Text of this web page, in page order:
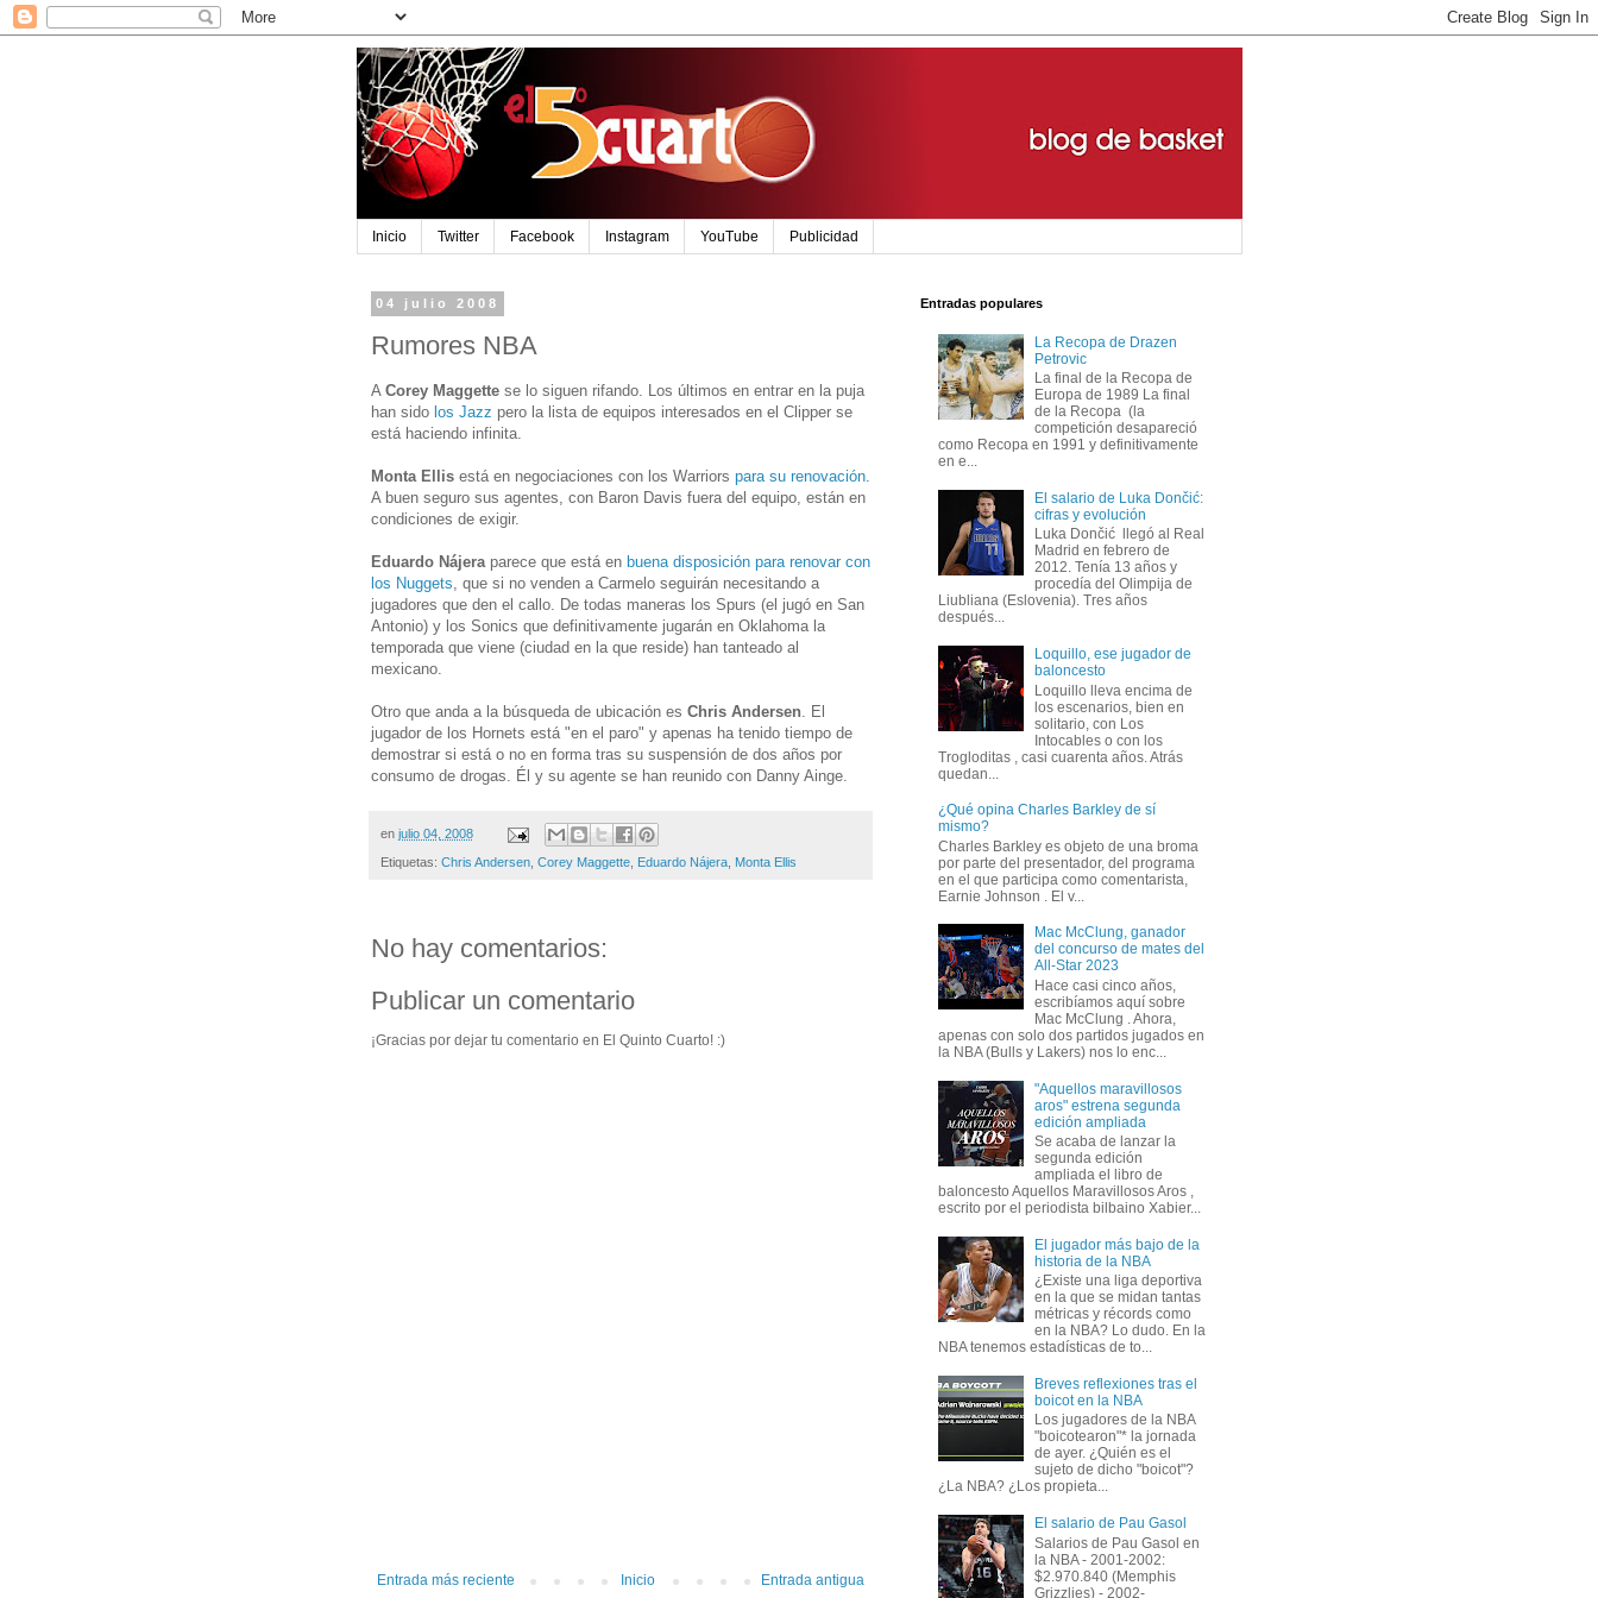
Inicio Twitter Facebook Instagram YouTube Publicidad
04 julio 2008
Rumores NBA
A Corey Maggettese lo siguen rifando. Los últimos en entrar en la puja
han sido los Jazz pero la lista de equipos interesados en el Clipper se
está haciendo infinita.
Monta Ellisestá en negociaciones con los Warriors para su renovación.
A buen seguro sus agentes, con Baron Davis fuera del equipo, están en
condiciones de exigir.
Eduardo Nájeraparece que está en buena disposición para renovar con
los Nuggets, que si no venden a Carmelo seguirán necesitando a
jugadores que den el callo. De todas maneras los Spurs (el jugó en San
Antonio) y los Sonics que definitivamente jugarán en Oklahoma la
temporada que viene (ciudad en la que reside) han tanteado al
mexicano.
Otro que anda a la búsqueda de ubicación es Chris Andersen. El
jugador de los Hornets está "en el paro" y apenas ha tenido tiempo de
demostrar si está o no en forma tras su suspensión de dos años por
consumo de drogas. Él y su agente se han reunido con Danny Ainge.
en julio 04, 2008
Etiquetas: Chris Andersen, Corey Maggette, Eduardo Nájera, Monta Ellis
No hay comentarios:
Publicar un comentario
¡Gracias por dejar tu comentario en El Quinto Cuarto! :)
Entrada más reciente Entrada antigua
Inicio
Entradas populares
La Recopa de Drazen
Petrovic
La final de la Recopa de
Europa de 1989 La final
de la Recopa (la
competición desapareció
como Recopa en 1991 y definitivamente
en e...
El salario de Luka Dončić:
cifras y evolución
Luka Dončić llegó al Real
Madrid en febrero de
2012. Tenía 13 años y
procedía del Olimpija de
Liubliana (Eslovenia). Tres años
después...
Loquillo, ese jugador de
baloncesto
Loquillo lleva encima de
los escenarios, bien en
solitario, con Los
Intocables o con los
Trogloditas , casi cuarenta años. Atrás
quedan...
¿Qué opina Charles Barkley de sí
mismo?
Charles Barkley es objeto de una broma
por parte del presentador, del programa
en el que participa como comentarista,
Earnie Johnson . El v...
Mac McClung, ganador
del concurso de mates del
All-Star 2023
Hace casi cinco años,
escribíamos aquí sobre
Mac McClung . Ahora,
apenas con solo dos partidos jugados en
la NBA (Bulls y Lakers) nos lo enc...
"Aquellos maravillosos
aros" estrena segunda
edición ampliada
Se acaba de lanzar la
segunda edición
ampliada el libro de
baloncesto Aquellos Maravillosos Aros ,
escrito por el periodista bilbaino Xabier...
El jugador más bajo de la
historia de la NBA
¿Existe una liga deportiva
en la que se midan tantas
métricas y récords como
en la NBA? Lo dudo. En la
NBA tenemos estadísticas de to...
Breves reflexiones tras el
boicot en la NBA
Los jugadores de la NBA
"boicotearon"* la jornada
de ayer. ¿Quién es el
sujeto de dicho "boicot"?
¿La NBA? ¿Los propieta...
El salario de Pau Gasol
Salarios de Pau Gasol en
la NBA - 2001-2002:
$2.970.840 (Memphis
Grizzlies) - 2002-